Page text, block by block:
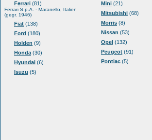
Ferrari (81)
Ferrari S.p.A. - Maranello, Italien
(gegr. 1946)
Fiat (138)
Ford (180)
Holden (9)
Honda (30)
Hyundai (6)
Isuzu (5)
Mini (21)
Mitsubishi (68)
Morris (8)
Nissan (53)
Opel (132)
Peugeot (91)
Pontiac (5)